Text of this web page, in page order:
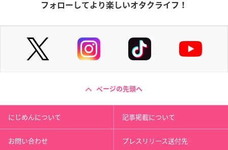
フォローしてより楽しいオタクライフ！
ページの先頭へ
にじめんについて 記事掲載について
お問い合わせ プレスリリース送付先